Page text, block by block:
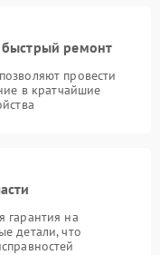
быстрый ремонт
провести
в кратчайшие
гарантия на
детали, что